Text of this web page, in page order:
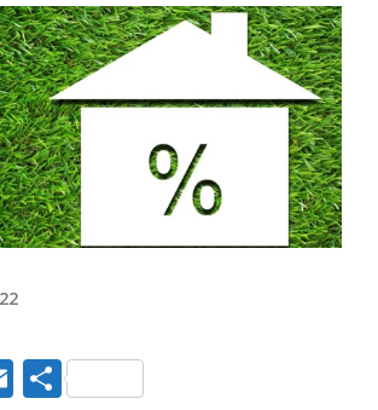
EmailCompartir